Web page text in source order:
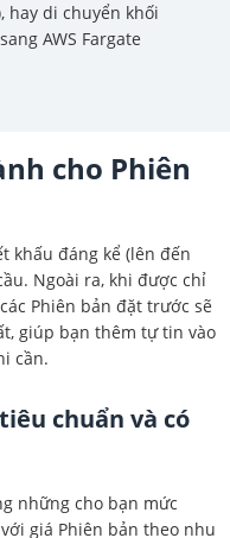
hay di chuyển khối
AWS Fargate
cho Phiên
khấu đáng kể (lên đến
Ngoài ra, khi được chỉ
Phiên bản đặt trước sẽ
giúp bạn thêm tự tin vào
cần.
chuẩn và có
những cho bạn mức
giá Phiên bản theo nhu